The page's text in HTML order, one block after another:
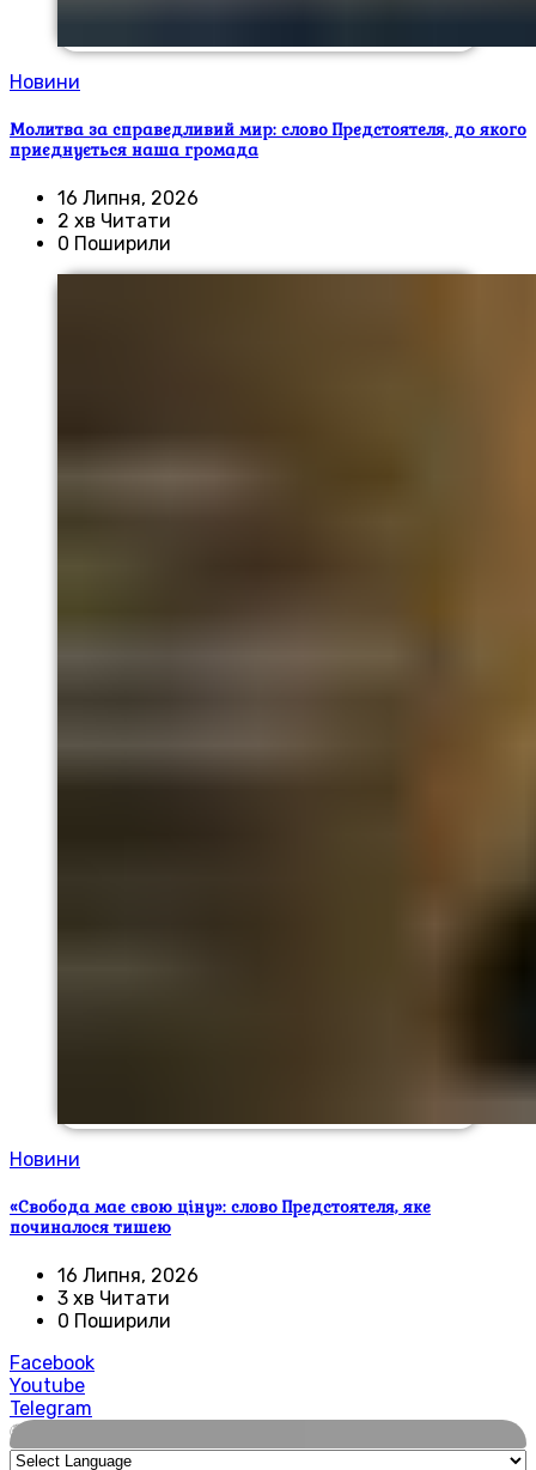
Новини
Молитва за справедливий мир: слово Предстоятеля, до якого
приєднується наша громада
16 Липня, 2026
2 хв Читати
0 Поширили
Новини
«Свобода має свою ціну»: слово Предстоятеля, яке
починалося тишею
16 Липня, 2026
3 хв Читати
0 Поширили
Facebook
Youtube
Telegram
🌍